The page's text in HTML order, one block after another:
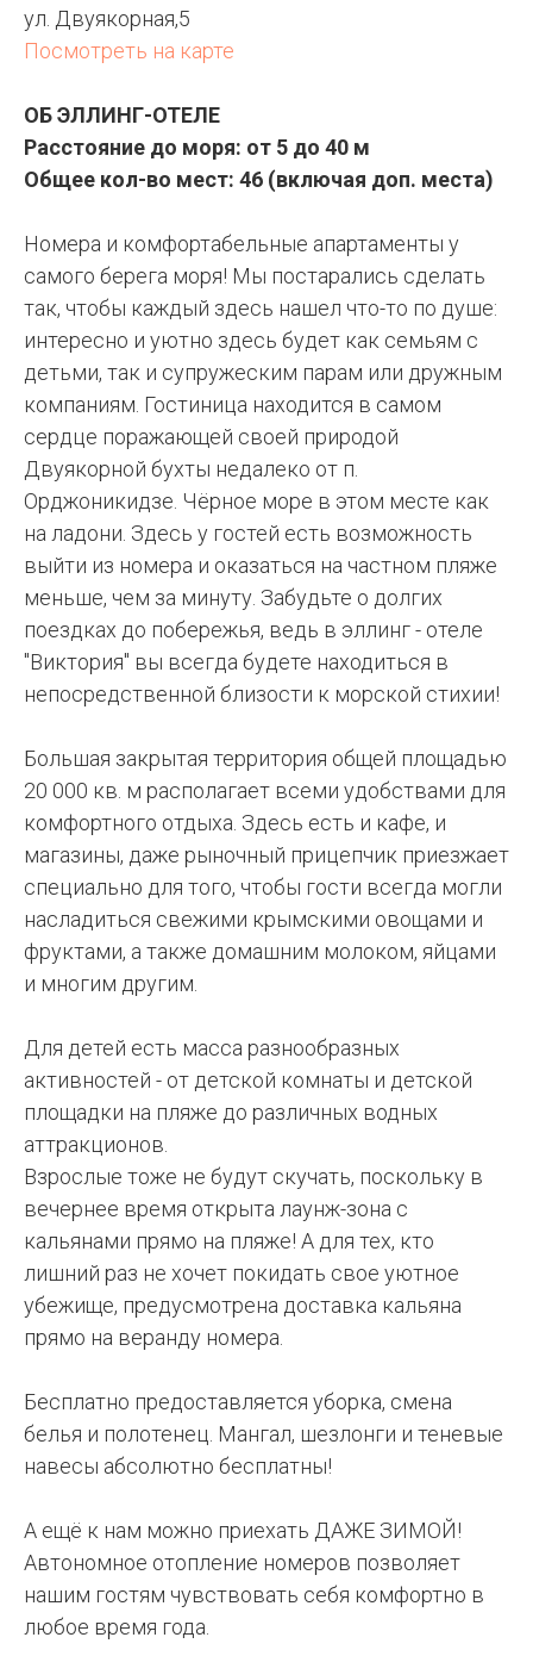
ул. Двуякорная,5
Посмотреть на карте
ОБ ЭЛЛИНГ-ОТЕЛЕ
Расстояние до моря: от 5 до 40 м
Общее кол-во мест: 46 (включая доп. места)
Номера и комфортабельные апартаменты у
самого берега моря! Мы постарались сделать
так, чтобы каждый здесь нашел что-то по душе:
интересно и уютно здесь будет как семьям с
детьми, так и супружеским парам или дружным
компаниям. Гостиница находится в самом
сердце поражающей своей природой
Двуякорной бухты недалеко от п.
Орджоникидзе. Чёрное море в этом месте как
на ладони. Здесь у гостей есть возможность
выйти из номера и оказаться на частном пляже
меньше, чем за минуту. Забудьте о долгих
поездках до побережья, ведь в эллинг - отеле
"Виктория" вы всегда будете находиться в
непосредственной близости к морской стихии!
Большая закрытая территория общей площадью
20 000 кв. м располагает всеми удобствами для
комфортного отдыха. Здесь есть и кафе, и
магазины, даже рыночный прицепчик приезжает
специально для того, чтобы гости всегда могли
насладиться свежими крымскими овощами и
фруктами, а также домашним молоком, яйцами
и многим другим.
Для детей есть масса разнообразных
активностей - от детской комнаты и детской
площадки на пляже до различных водных
аттракционов.
Взрослые тоже не будут скучать, поскольку в
вечернее время открыта лаунж-зона с
кальянами прямо на пляже! А для тех, кто
лишний раз не хочет покидать свое уютное
убежище, предусмотрена доставка кальяна
прямо на веранду номера.
Бесплатно предоставляется уборка, смена
белья и полотенец. Мангал, шезлонги и теневые
навесы абсолютно бесплатны!
А ещё к нам можно приехать ДАЖЕ ЗИМОЙ!
Автономное отопление номеров позволяет
нашим гостям чувствовать себя комфортно в
любое время года.